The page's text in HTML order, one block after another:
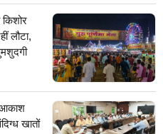
लौटा,
आकाश
खातों